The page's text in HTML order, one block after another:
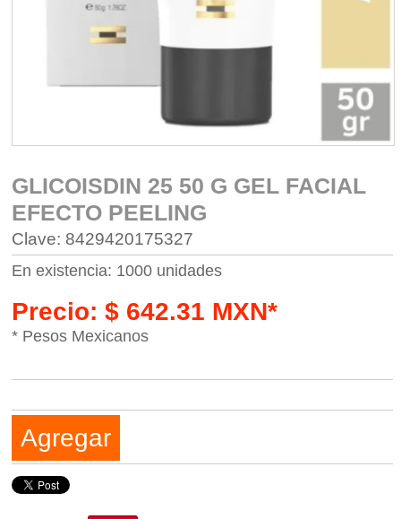
GLICOISDIN 25 50 G GEL FACIAL
EFECTO PEELING
Clave: 8429420175327
En existencia: 1000 unidades
Precio: $ 642.31 MXN*
* Pesos Mexicanos
Agregar